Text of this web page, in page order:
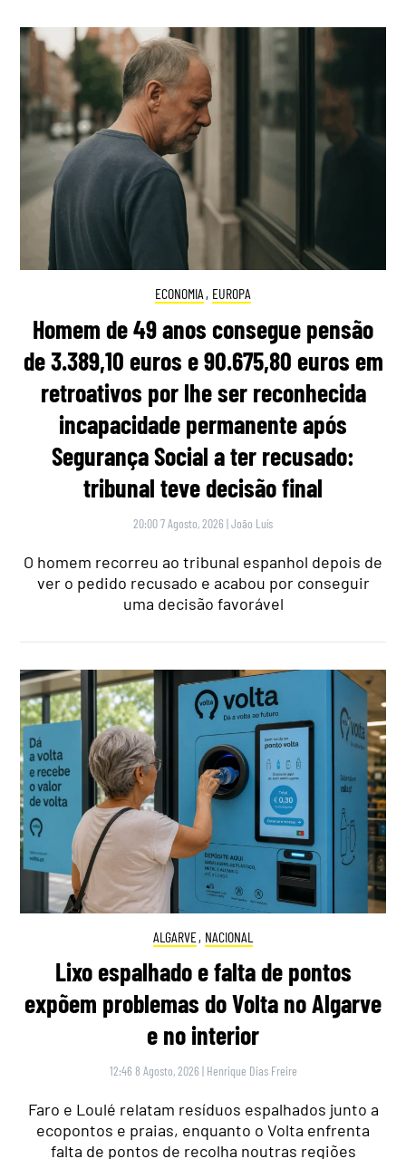
ECONOMIA , EUROPA
Homem de 49 anos consegue pensão
de 3.389,10 euros e 90.675,80 euros em
retroativos por lhe ser reconhecida
incapacidade permanente após
Segurança Social a ter recusado:
tribunal teve decisão final
20:00 7 Agosto, 2026 |João Luís
O homem recorreu ao tribunal espanhol depois de
ver o pedido recusado e acabou por conseguir
uma decisão favorável
ALGARVE, NACIONAL
Lixo espalhado e falta de pontos
expõem problemas do Volta no Algarve
e no interior
12:46 8 Agosto, 2026 | Henrique Dias Freire
Faro e Loulé relatam resíduos espalhados junto a
ecopontos e praias, enquanto o Volta enfrenta
falta de pontos de recolha noutras regiões